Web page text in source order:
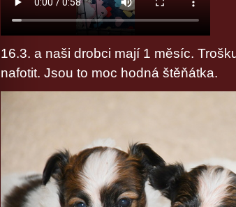
16.3. a naši drobci mají 1 měsíc.
nafotit. Jsou to moc hodná štěňátka.